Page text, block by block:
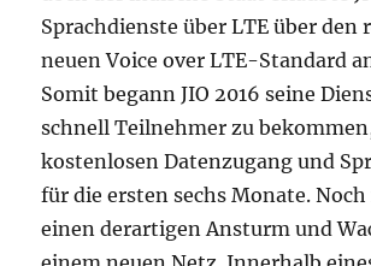
Sprachdienste über LTE über den
neuen Voice over LTE-Standard
Somit begann JIO 2016 seine
schnell Teilnehmer zu
kostenlosen Datenzugang und
für die ersten sechs Monate. Noch
einen derartigen Ansturm und